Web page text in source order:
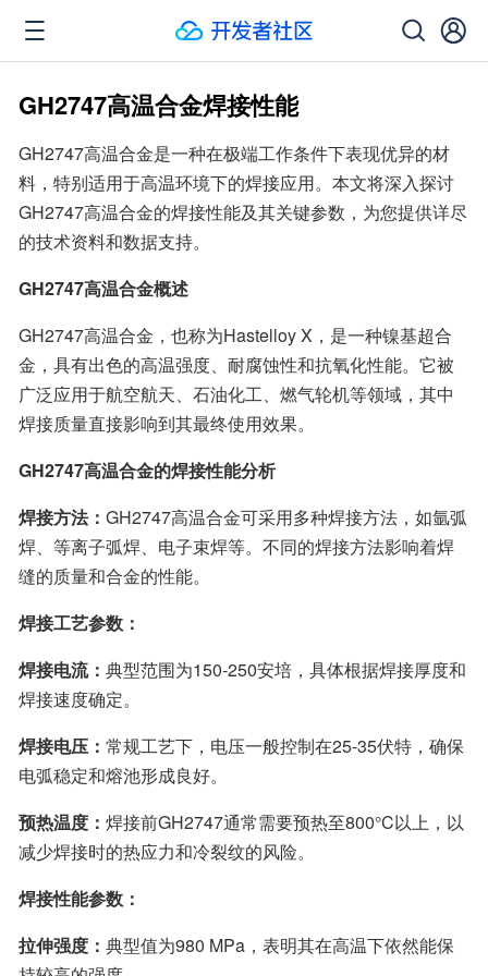
GH2747高温合金焊接性能
GH2747高温合金是一种在极端工作条件下表现优异的材
料，特别适用于高温环境下的焊接应用。本文将深入探讨
GH2747高温合金的焊接性能及其关键参数，为您提供详尽
的技术资料和数据支持。
GH2747高温合金概述
GH2747高温合金，也称为Hastelloy X，是一种镍基超合
金，具有出色的高温强度、耐腐蚀性和抗氧化性能。它被
广泛应用于航空航天、石油化工、燃气轮机等领域，其中
焊接质量直接影响到其最终使用效果。
GH2747高温合金的焊接性能分析
焊接方法： GH2747高温合金可采用多种焊接方法，如氩弧
焊、等离子弧焊、电子束焊等。不同的焊接方法影响着焊
缝的质量和合金的性能。
焊接工艺参数：
焊接电流： 典型范围为150-250安培，具体根据焊接厚度和
焊接速度确定。
焊接电压： 常规工艺下，电压一般控制在25-35伏特，确保
电弧稳定和熔池形成良好。
预热温度： 焊接前GH2747通常需要预热至800°C以上，以
减少焊接时的热应力和冷裂纹的风险。
焊接性能参数：
拉伸强度： 典型值为980 MPa，表明其在高温下依然能保